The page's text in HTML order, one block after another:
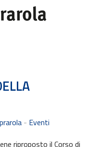
- Eventi
riproposto il Corso di